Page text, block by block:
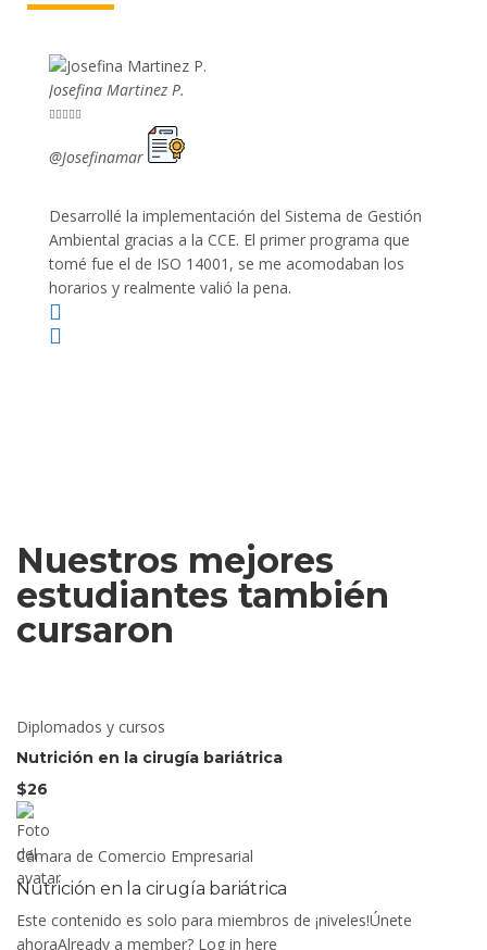
Josefina Martinez P.

@Josefinamar
Desarrollé la implementación del Sistema de Gestión
Ambiental gracias a la CCE. El primer programa que
tomé fue el de ISO 14001, se me acomodaban los
horarios y realmente valió la pena.
Nuestros mejores
estudiantes también
cursaron
Diplomados y cursos
Nutrición en la cirugía bariátrica
$26
Cámara de Comercio Empresarial
Nutrición en la cirugía bariátrica
Este contenido es solo para miembros de ¡niveles!Únete
ahoraAlready a member? Log in here